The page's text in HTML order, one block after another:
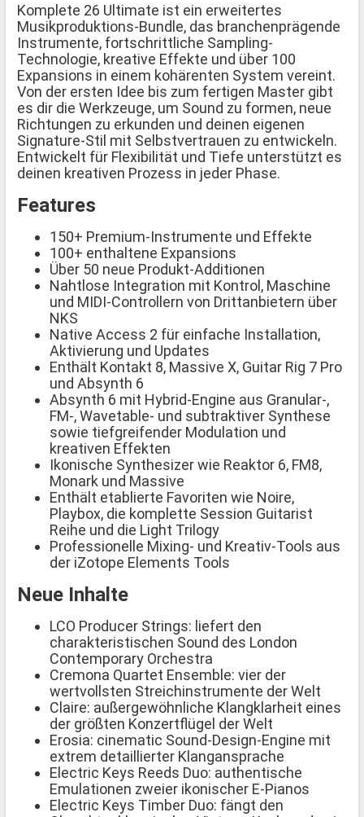
Komplete 26 Ultimate ist ein erweitertes
Musikproduktions-Bundle, das branchenprägende
Instrumente, fortschrittliche Sampling-
Technologie, kreative Effekte und über 100
Expansions in einem kohärenten System vereint.
Von der ersten Idee bis zum fertigen Master gibt
es dir die Werkzeuge, um Sound zu formen, neue
Richtungen zu erkunden und deinen eigenen
Signature-Stil mit Selbstvertrauen zu entwickeln.
Entwickelt für Flexibilität und Tiefe unterstützt es
deinen kreativen Prozess in jeder Phase.
Features
150+ Premium-Instrumente und Effekte
100+ enthaltene Expansions
Über 50 neue Produkt-Additionen
Nahtlose Integration mit Kontrol, Maschine
und MIDI-Controllern von Drittanbietern über
NKS
Native Access 2 für einfache Installation,
Aktivierung und Updates
Enthält Kontakt 8, Massive X, Guitar Rig 7 Pro
und Absynth 6
Absynth 6 mit Hybrid-Engine aus Granular-,
FM-, Wavetable- und subtraktiver Synthese
sowie tiefgreifender Modulation und
kreativen Effekten
Ikonische Synthesizer wie Reaktor 6, FM8,
Monark und Massive
Enthält etablierte Favoriten wie Noire,
Playbox, die komplette Session Guitarist
Reihe und die Light Trilogy
Professionelle Mixing- und Kreativ-Tools aus
der iZotope Elements Tools
Neue Inhalte
LCO Producer Strings: liefert den
charakteristischen Sound des London
Contemporary Orchestra
Cremona Quartet Ensemble: vier der
wertvollsten Streichinstrumente der Welt
Claire: außergewöhnliche Klangklarheit eines
der größten Konzertflügel der Welt
Erosia: cinematic Sound-Design-Engine mit
extrem detaillierter Klangansprache
Electric Keys Reeds Duo: authentische
Emulationen zweier ikonischer E-Pianos
Electric Keys Timber Duo: fängt den